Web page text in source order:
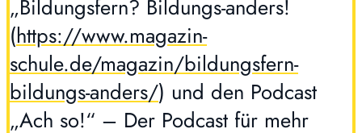
„Bildungsfern? Bildungs-anders!
(https://www.magazin-
schule.de/magazin/bildungsfern-
bildungs-anders/) und den Podcast
„Ach so!“ – Der Podcast für mehr